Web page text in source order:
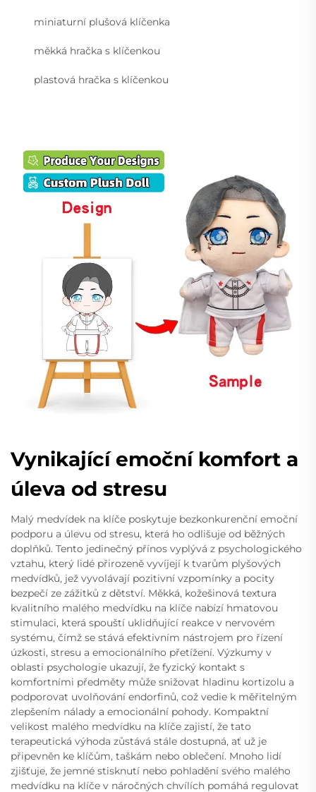
miniaturní plušová klíčenka
měkká hračka s klíčenkou
plastová hračka s klíčenkou
Vynikající emoční komfort a
úleva od stresu
Malý medvídek na klíče poskytuje bezkonkurenční emoční
podporu a úlevu od stresu, která ho odlišuje od běžných
doplňků. Tento jedinečný přínos vyplývá z psychologického
vztahu, který lidé přirozeně vyvíjejí k tvarům plyšových
medvídků, jež vyvolávají pozitivní vzpomínky a pocity
bezpečí ze zážitků z dětství. Měkká, kožešinová textura
kvalitního malého medvídku na klíče nabízí hmatovou
stimulaci, která spouští uklidňující reakce v nervovém
systému, čímž se stává efektivním nástrojem pro řízení
úzkosti, stresu a emocionálního přetížení. Výzkumy v
oblasti psychologie ukazují, že fyzický kontakt s
komfortními předměty může snižovat hladinu kortizolu a
podporovat uvolňování endorfinů, což vedie k měřitelným
zlepšením nálady a emocionální pohody. Kompaktní
velikost malého medvídku na klíče zajistí, že tato
terapeutická výhoda zůstává stále dostupná, ať už je
připevněn ke klíčům, taškám nebo oblečení. Mnoho lidí
zjišťuje, že jemné stisknutí nebo pohladění svého malého
medvídku na klíče v náročných chvílích pomáhá regulovat